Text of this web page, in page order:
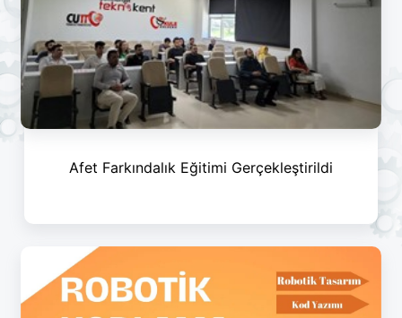
Afet Farkındalık Eğitimi Gerçekleştirildi